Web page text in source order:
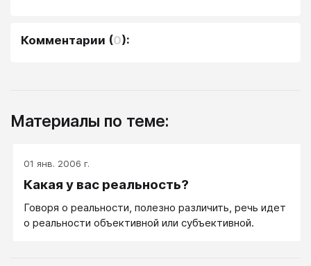
Комментарии (0):
Материалы по теме:
01 янв. 2006 г.
Какая у вас реальность?
Говоря о реальности, полезно различить, речь идет
о реальности объективной или субъективной.